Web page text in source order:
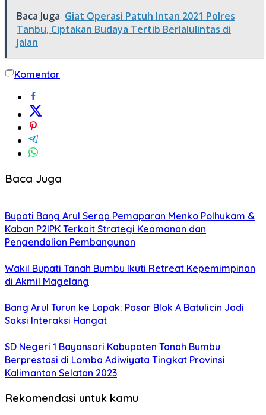
Baca Juga Giat Operasi Patuh Intan 2021 Polres
Tanbu, Ciptakan Budaya Tertib Berlalulintas di
Jalan
Komentar
Baca Juga
Bupati Bang Arul Serap Pemaparan Menko Polhukam &
Kaban P2IPK Terkait Strategi Keamanan dan
Pengendalian Pembangunan
Wakil Bupati Tanah Bumbu Ikuti Retreat Kepemimpinan
di Akmil Magelang
Bang Arul Turun ke Lapak: Pasar Blok A Batulicin Jadi
Saksi Interaksi Hangat
SD Negeri 1 Bayansari Kabupaten Tanah Bumbu
Berprestasi di Lomba Adiwiyata Tingkat Provinsi
Kalimantan Selatan 2023
Rekomendasi untuk kamu